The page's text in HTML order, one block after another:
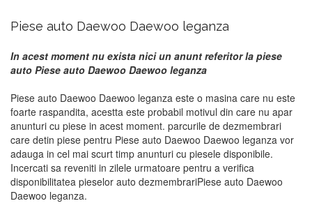
Piese auto Daewoo Daewoo leganza
In acest moment nu exista nici un anunt referitor la piese
auto Piese auto Daewoo Daewoo leganza
Piese auto Daewoo Daewoo leganza este o masina care nu este
foarte raspandita, acestta este probabil motivul din care nu apar
anunturi cu piese in acest moment. parcurile de dezmembrari
care detin piese pentru Piese auto Daewoo Daewoo leganza vor
adauga in cel mai scurt timp anunturi cu piesele disponibile.
Incercati sa reveniti in zilele urmatoare pentru a verifica
disponibilitatea pieselor auto dezmembrariPiese auto Daewoo
Daewoo leganza.